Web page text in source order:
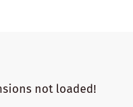
not loaded!